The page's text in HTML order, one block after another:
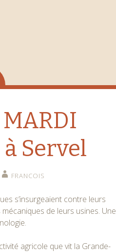
Servel
FRANCOIS
s’insurgeaient contre leurs
de leurs usines. Une
agricole que vit la Grande-